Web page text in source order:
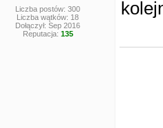
Liczba postów: 300
Liczba wątków: 18
Dołączył: Sep 2016
Reputacja: 135